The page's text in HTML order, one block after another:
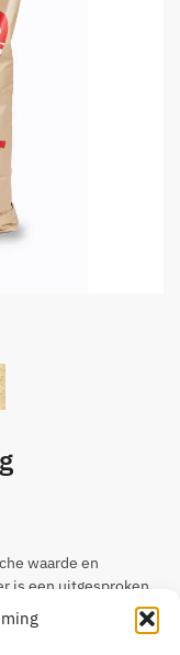
waarde en
is een uitgesproken
Maïs kan bij
Het is te